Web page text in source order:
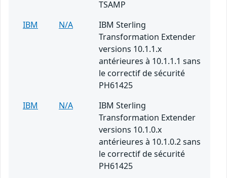
TSAMP
IBM
N/A
IBM Sterling
Transformation Extender
versions 10.1.1.x
antérieures à 10.1.1.1 sans
le correctif de sécurité
PH61425
IBM
N/A
IBM Sterling
Transformation Extender
versions 10.1.0.x
antérieures à 10.1.0.2 sans
le correctif de sécurité
PH61425